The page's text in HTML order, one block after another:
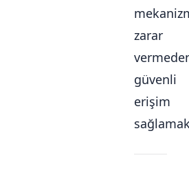
zarar
güvenli
erişim